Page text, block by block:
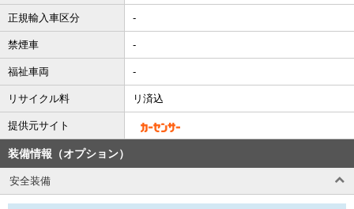
正規輸入車区分 -
禁煙車 -
福祉車両 -
リサイクル料 リ済込
提供元サイト
装備情報（オプション）
安全装備